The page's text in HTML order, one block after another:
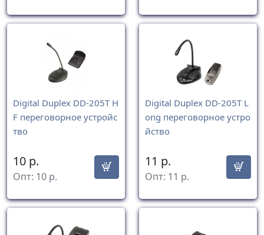
Digital Duplex DD-205T H
F переговорное устройс
тво
10 р.
Опт: 10 р.
Digital Duplex DD-205T L
ong переговорное устро
йство
11 р.
Опт: 11 р.